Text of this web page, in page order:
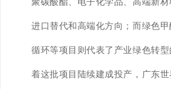
进口替代和高端化方向；而绿色
循环等项目则代表了产业绿色转
着这批项目陆续建成投产，广东